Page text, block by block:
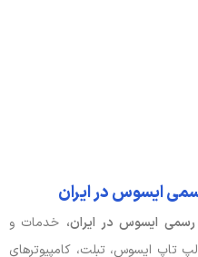
ایسوس در ایران
رسمی ایسوس در ایران، خدمات و
ایسوس، تبلت، کامپیوترهای